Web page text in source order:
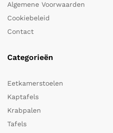
Algemene Voorwaarden
Cookiebeleid
Contact
Categorieën
Eetkamerstoelen
Kaptafels
Krabpalen
Tafels